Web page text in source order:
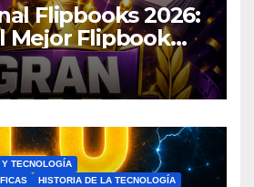
Flipbooks 2026:
Mejor Flipbook
TECNOLOGÍA
HISTORIA DE LA TECNOLOGÍA